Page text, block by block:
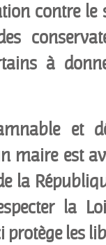
contre
à
et
maire est
la
la
les